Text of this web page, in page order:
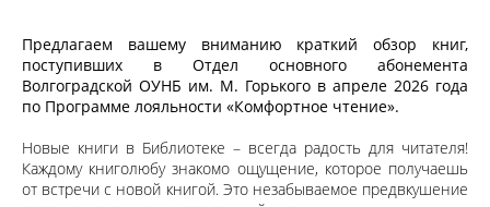
Предлагаем вашему вниманию краткий обзор книг,
поступивших в Отдел основного абонемента
Волгоградской ОУНБ им. М. Горького в апреле 2026 года
по Программе лояльности «Комфортное чтение».
Новые книги в Библиотеке – всегда радость для читателя!
Каждому книголюбу знакомо ощущение, которое получаешь
от встречи с новой книгой. Это незабываемое предвкушение